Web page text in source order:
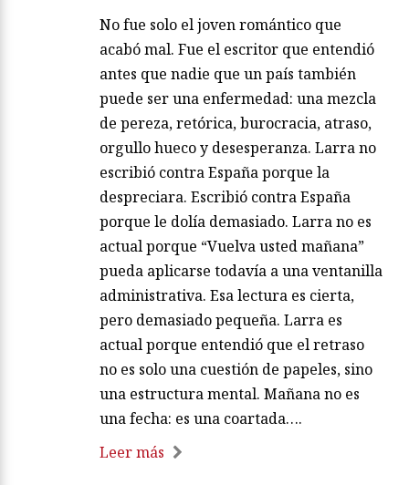
agosto 07, 2026 ROSA AMOR DEL OLMO
No fue solo el joven romántico que
acabó mal. Fue el escritor que entendió
antes que nadie que un país también
puede ser una enfermedad: una mezcla
de pereza, retórica, burocracia, atraso,
orgullo hueco y desesperanza. Larra no
escribió contra España porque la
despreciara. Escribió contra España
porque le dolía demasiado. Larra no es
actual porque “Vuelva usted mañana”
pueda aplicarse todavía a una ventanilla
administrativa. Esa lectura es cierta,
pero demasiado pequeña. Larra es
actual porque entendió que el retraso
no es solo una cuestión de papeles, sino
una estructura mental. Mañana no es